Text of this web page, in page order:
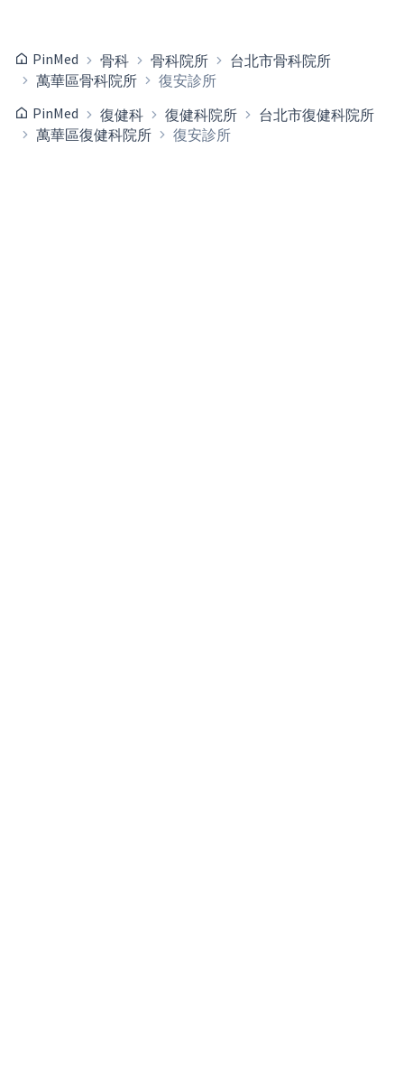
PinMed 骨科 骨科院所
台北市骨科院所
萬華區骨科院所
復安診所
PinMed
復健科 復健科院所
台北市復健科院所
萬華區復健科院所
復安診所